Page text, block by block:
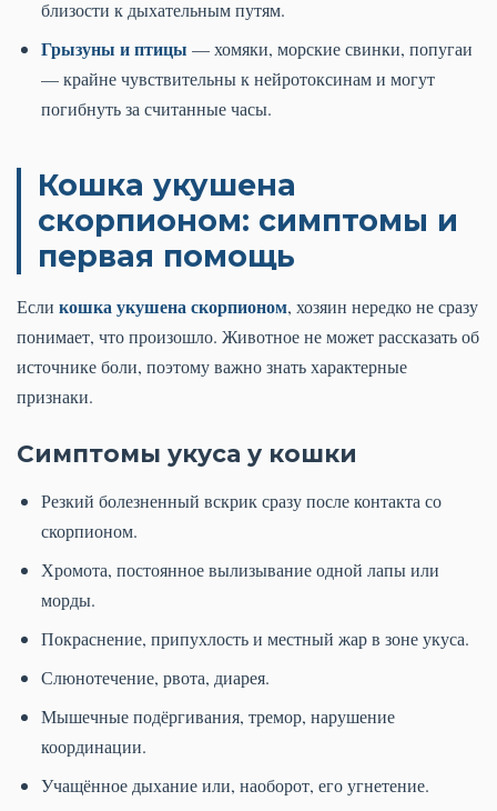
близости к дыхательным путям.
Грызуны и птицы — хомяки, морские свинки, попугаи
— крайне чувствительны к нейротоксинам и могут
погибнуть за считанные часы.
Кошка укушена
скорпионом: симптомы и
первая помощь
Если кошка укушена скорпионом, хозяин нередко не сразу
понимает, что произошло. Животное не может рассказать об
источнике боли, поэтому важно знать характерные
признаки.
Симптомы укуса у кошки
Резкий болезненный вскрик сразу после контакта со
скорпионом.
Хромота, постоянное вылизывание одной лапы или
морды.
Покраснение, припухлость и местный жар в зоне укуса.
Слюнотечение, рвота, диарея.
Мышечные подёргивания, тремор, нарушение
координации.
Учащённое дыхание или, наоборот, его угнетение.